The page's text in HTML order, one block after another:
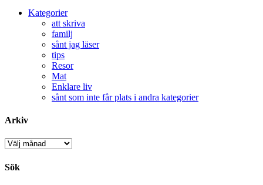
Kategorier
att skriva
familj
sånt jag läser
tips
Resor
Mat
Enklare liv
sånt som inte får plats i andra kategorier
Arkiv
Arkiv
Sök